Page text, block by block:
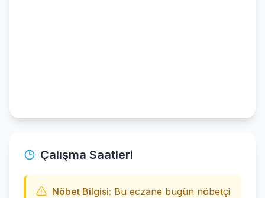
Çalışma Saatleri
Nöbet Bilgisi: Bu eczane bugün nöbetçi